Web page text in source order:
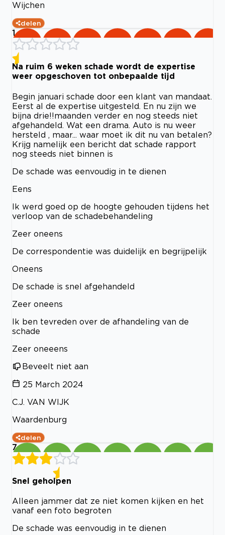
Wijchen
delen
1
Na ruim 6 weken schade wordt de expertise
weer opgeschoven tot onbepaalde tijd
Begin januari schade door een klant van mandaat.
Eerst al de expertise uitgesteld. En nu zijn we
bijna drie!!maanden verder en nog steeds niet
afgehandeld. Wat een drama. Auto is nu weer
hersteld , maar... waar moet ik dit nu van betalen?
Krijg namelijk een bericht dat schade rapport
nog steeds niet binnen is
De schade was eenvoudig in te dienen
Eens
Ik werd goed op de hoogte gehouden tijdens het
verloop van de schadebehandeling
Zeer oneens
De correspondentie was duidelijk en begrijpelijk
Oneens
De schade is snel afgehandeld
Zeer oneens
Ik ben tevreden over de afhandeling van de
schade
Zeer oneeens
Beveelt niet aan
25 March 2024
C.J. VAN WIJK
Waardenburg
delen
7
Snel geholpen
Alleen jammer dat ze niet komen kijken en het
vanaf een foto begroten
De schade was eenvoudig in te dienen